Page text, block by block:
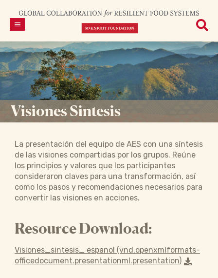
Visiones Sintesis
La presentación del equipo de AES con una síntesis
de las visiones compartidas por los grupos. Reúne
los principios y valores que los participantes
consideraron claves para una transformación, así
como los pasos y recomendaciones necesarios para
convertir las visiones en acciones.
Resource Download:
Visiones_sintesis_ espanol (vnd.openxmlformats-
officedocument.presentationml.presentation)